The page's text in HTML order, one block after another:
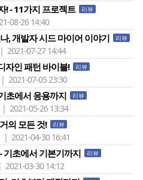
! - 11가지 프로젝트 리뷰
08-26 14:40
, 개발자 시드 마이어 이야기 리뷰
2021-07-27 14:44
자인 패턴 바이블! 리뷰
2021-07-05 23:30
초에서 응용까지 리뷰
2021-05-26 13:34
의 모든 것! 리뷰
| 2021-04-30 16:41
기초에서 기본기까지 리뷰
03-30 14:12